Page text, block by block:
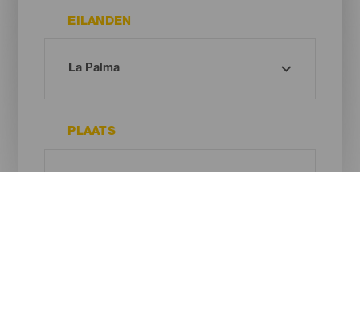
EILANDEN
PLAATS